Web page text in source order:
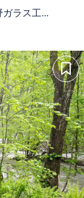
ラス工...